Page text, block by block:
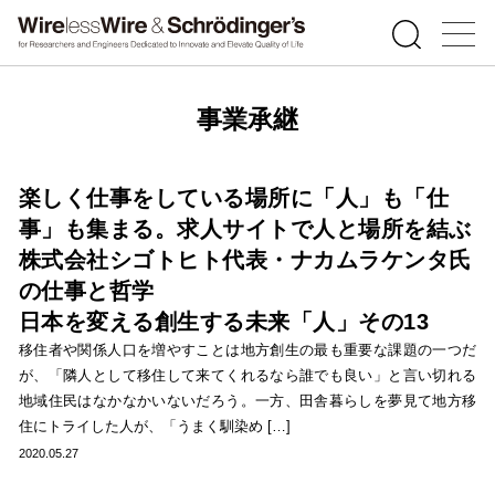
事業承継
楽しく仕事をしている場所に「人」も「仕
事」も集まる。求人サイトで人と場所を結ぶ
株式会社シゴトヒト代表・ナカムラケンタ氏
の仕事と哲学
日本を変える創生する未来「人」その13
移住者や関係人口を増やすことは地方創生の最も重要な課題の一つだ
が、「隣人として移住して来てくれるなら誰でも良い」と言い切れる
地域住民はなかなかいないだろう。一方、田舎暮らしを夢見て地方移
住にトライした人が、「うまく馴染め […]
2020.05.27